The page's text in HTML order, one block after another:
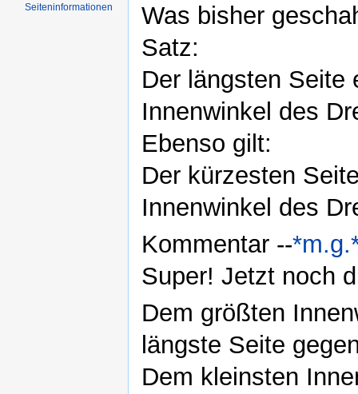
Was bisher
Satz:
Der längsten Seite
Innenwinkel des
Ebenso gilt:
Der kürzesten
Innenwinkel des
Kommentar --
Super! Jetzt noch
Dem größten
längste Seite
Dem kleinsten
Seiteninformationen